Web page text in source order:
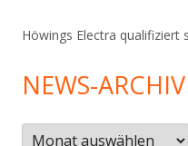
Höwings Electra qualifiziert
NEWS-ARCHIV
News-